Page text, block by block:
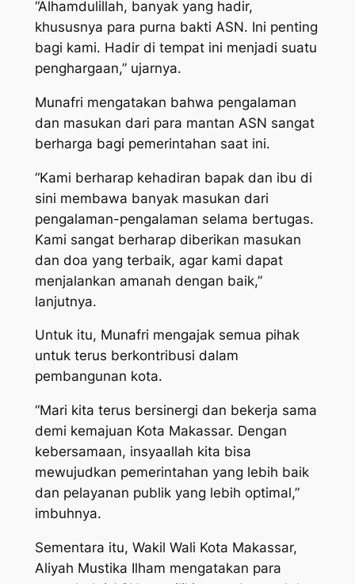
“Alhamdulillah, banyak yang hadir,
khususnya para purna bakti ASN. Ini penting
bagi kami. Hadir di tempat ini menjadi suatu
penghargaan,” ujarnya.
Munafri mengatakan bahwa pengalaman
dan masukan dari para mantan ASN sangat
berharga bagi pemerintahan saat ini.
“Kami berharap kehadiran bapak dan ibu di
sini membawa banyak masukan dari
pengalaman-pengalaman selama bertugas.
Kami sangat berharap diberikan masukan
dan doa yang terbaik, agar kami dapat
menjalankan amanah dengan baik,”
lanjutnya.
Untuk itu, Munafri mengajak semua pihak
untuk terus berkontribusi dalam
pembangunan kota.
“Mari kita terus bersinergi dan bekerja sama
demi kemajuan Kota Makassar. Dengan
kebersamaan, insyaallah kita bisa
mewujudkan pemerintahan yang lebih baik
dan pelayanan publik yang lebih optimal,”
imbuhnya.
Sementara itu, Wakil Wali Kota Makassar,
Aliyah Mustika Ilham mengatakan para